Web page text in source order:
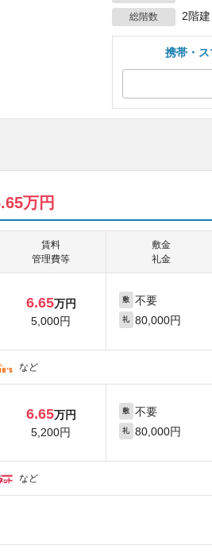
総階数 2階建
携帯・
万円
賃料
管理費等
敷金
礼金
6.65万円
5,000円
敷 不要
礼 80,000円
など
6.65万円
5,200円
敷 不要
礼 80,000円
など